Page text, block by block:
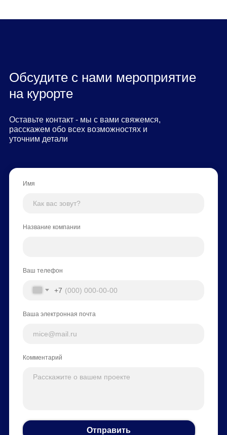
Обсудите с нами мероприятие
на курорте
Имя
Название компании
Ваш телефон
+7
Ваша электронная почта
Комментарий
Отправить
Оставьте контакт - мы с вами свяжемся,
расскажем обо всех возможностях и
уточним детали